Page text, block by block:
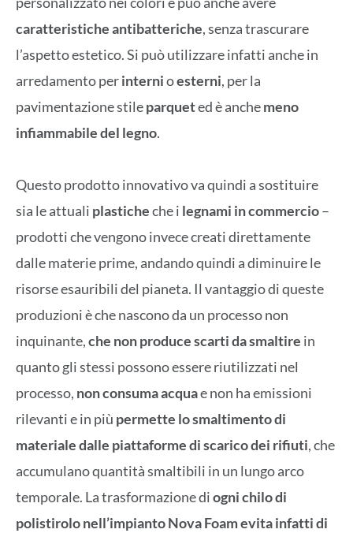
caratteristiche antibatteriche, senza trascurare
l’aspetto estetico. Si può utilizzare infatti anche in
arredamento perinternioesterni, per la
pavimentazione stileparqueted è anchemeno
infiammabile del legno.
Questo prodotto innovativo va quindi a sostituire
sia le attuali plasticheche i legnami in commercio–
prodotti che vengono invece creati direttamente
dalle materie prime, andando quindi a diminuire le
risorse esauribili del pianeta. Il vantaggio di queste
produzioni è che nascono da un processo non
inquinante,che non produce scarti da smaltire in
quanto gli stessi possono essere riutilizzati nel
processo, non consuma acquae non ha emissioni
rilevanti e in più permette lo smaltimento di
materiale dalle piattaforme di scarico dei rifiuti, che
accumulano quantità smaltibili in un lungo arco
temporale. La trasformazione diogni chilo di
polistirolo nell’impianto Nova Foam evita infatti di